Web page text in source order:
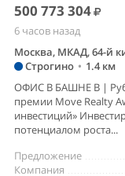
500 773 304
6 часов назад
Москва, МКАД, 64-й
Строгино • 1.4 км
ОФИС В БАШНЕ B |
премии Move Realty
инвестиций»
потенциалом роста...
Предложение
Компания